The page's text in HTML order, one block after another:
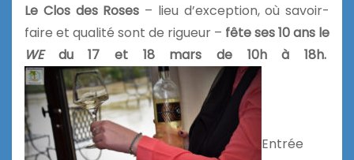
Le Clos des Roses – lieu d’exception, où savoir-
faire et qualité sont de rigueur – fête ses 10 ans le
WEdu 17 et 18 mars de 10h à 18h.
Entrée